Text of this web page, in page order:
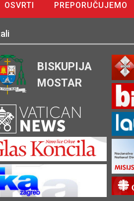
OSVRTI PREPORUČUJEMO
BISKUPIJA
MOSTAR